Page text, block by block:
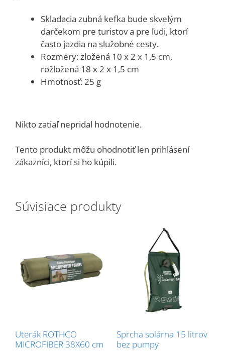
Skladacia zubná kefka bude skvelým
darčekom pre turistov a pre ľudi, ktorí
často jazdia na služobné cesty.
Rozmery: zložená 10 x 2 x 1,5 cm,
rožložená 18 x 2 x 1,5 cm
Hmotnosť: 25 g
Nikto zatiaľ nepridal hodnotenie.
Tento produkt môžu ohodnotiť len prihlásení
zákazníci, ktorí si ho kúpili.
Súvisiace produkty
Uterák ROTHCO
MICROFIBER 38X60 cm
Sprcha solárna 15 litrov
bez pumpy